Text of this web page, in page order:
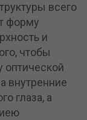
всего
форму
и
чтобы
оптической
внутренние
глаза, а